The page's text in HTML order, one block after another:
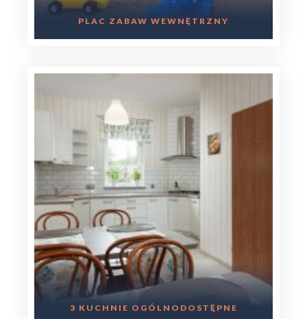
PLAC ZABAW WEWNĘTRZNY
3 KUCHNIE OGÓLNODOSTĘPNE